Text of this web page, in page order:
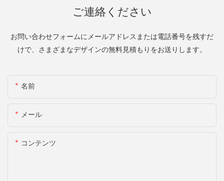
ご連絡ください
お問い合わせフォームにメールアドレスまたは電話番号を残すだ
けで、さまざまなデザインの無料見積もりをお送りします。
名前
メール
コンテンツ